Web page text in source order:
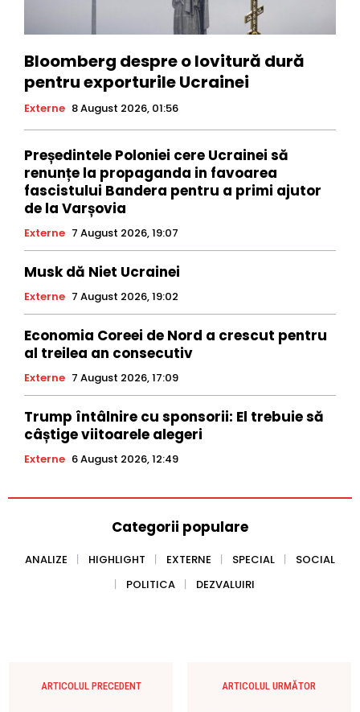
Bloomberg despre o lovitură dură
pentru exporturile Ucrainei
Externe 8 August 2026, 01:56
Președintele Poloniei cere Ucrainei să
renunțe la propaganda in favoarea
fascistului Bandera pentru a primi ajutor
de la Varșovia
Externe 7 August 2026, 19:07
Musk dă Niet Ucrainei
Externe 7 August 2026, 19:02
Economia Coreei de Nord a crescut pentru
al treilea an consecutiv
Externe 7 August 2026, 17:09
Trump întâlnire cu sponsorii: El trebuie să
câștige viitoarele alegeri
Externe 6 August 2026, 12:49
Categorii populare
ANALIZE HIGHLIGHT EXTERNE SPECIAL
SOCIAL
POLITICA
DEZVALUIRI
ARTICOLUL PRECEDENT ARTICOLUL URMĂTOR